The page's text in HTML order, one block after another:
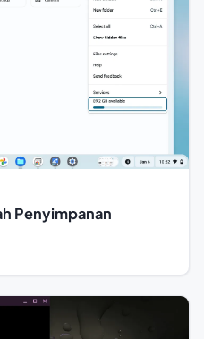
Penyimpanan